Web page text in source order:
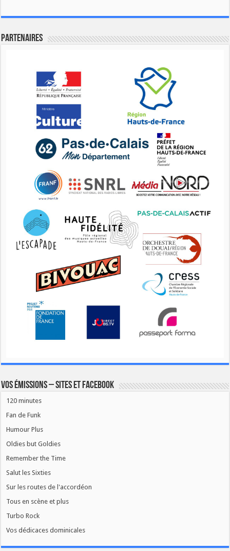
Partenaires
Vos émissions – Sites et Facebook
120 minutes
Fan de Funk
Humour Plus
Oldies but Goldies
Remember the Time
Salut les Sixties
Sur les routes de l'accordéon
Tous en scène et plus
Turbo Rock
Vos dédicaces dominicales